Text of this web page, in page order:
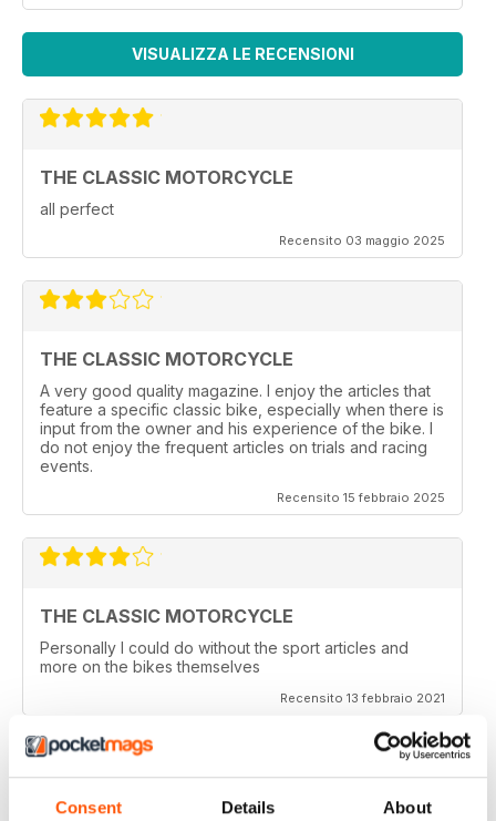
Consent Details About
VISUALIZZA LE RECENSIONI
THE CLASSIC MOTORCYCLE
all perfect
Recensito 03 maggio 2025
THE CLASSIC MOTORCYCLE
A very good quality magazine. I enjoy the articles that
feature a specific classic bike, especially when there is
input from the owner and his experience of the bike. I
do not enjoy the frequent articles on trials and racing
events.
Recensito 15 febbraio 2025
THE CLASSIC MOTORCYCLE
Personally I could do without the sport articles and
more on the bikes themselves
Recensito 13 febbraio 2021